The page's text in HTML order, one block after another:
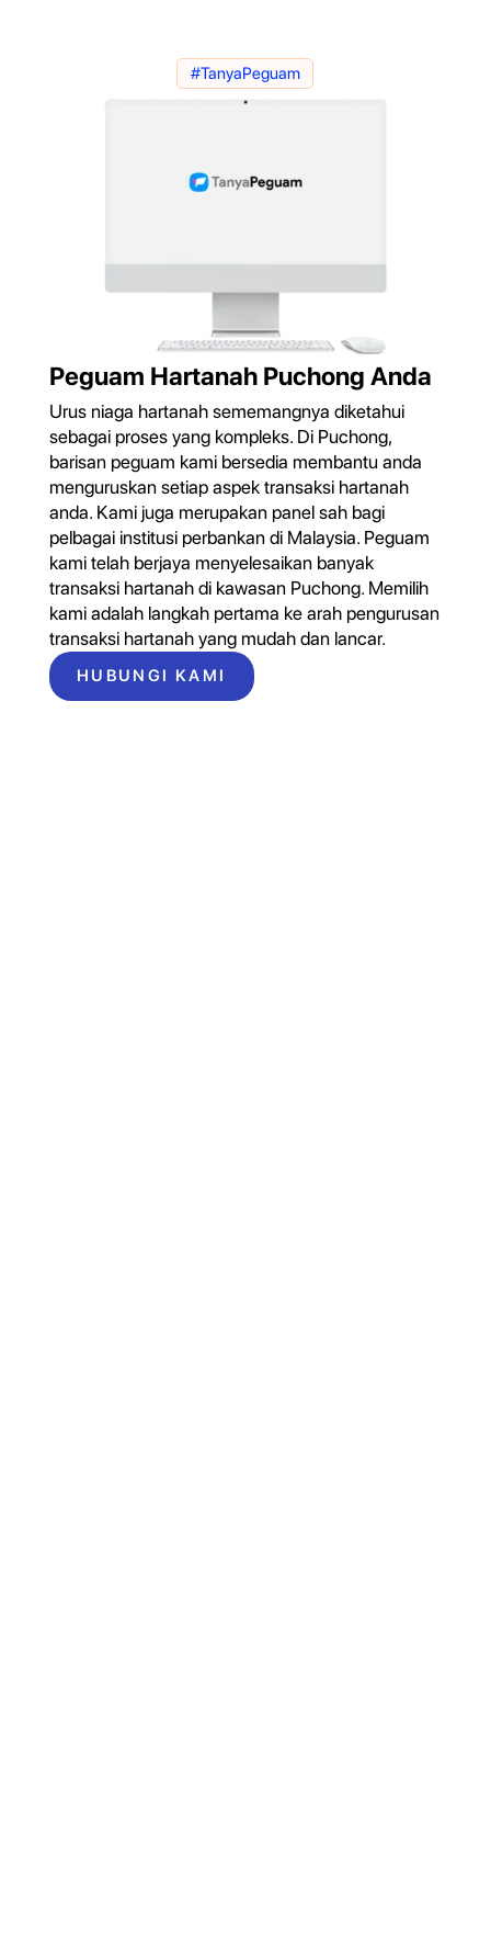
#TanyaPeguam
Peguam Hartanah Puchong Anda
Urus niaga hartanah sememangnya diketahui
sebagai proses yang kompleks. Di Puchong,
barisan peguam kami bersedia membantu anda
menguruskan setiap aspek transaksi hartanah
anda. Kami juga merupakan panel sah bagi
pelbagai institusi perbankan di Malaysia. Peguam
kami telah berjaya menyelesaikan banyak
transaksi hartanah di kawasan Puchong. Memilih
kami adalah langkah pertama ke arah pengurusan
transaksi hartanah yang mudah dan lancar.
HUBUNGI KAMI